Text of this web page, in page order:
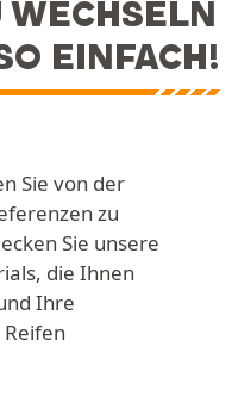
EINFACH!
Sie von der
zu
Sie unsere
die Ihnen
Ihre